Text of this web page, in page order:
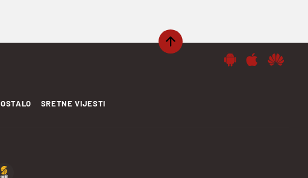
OSTALO SRETNE VIJESTI